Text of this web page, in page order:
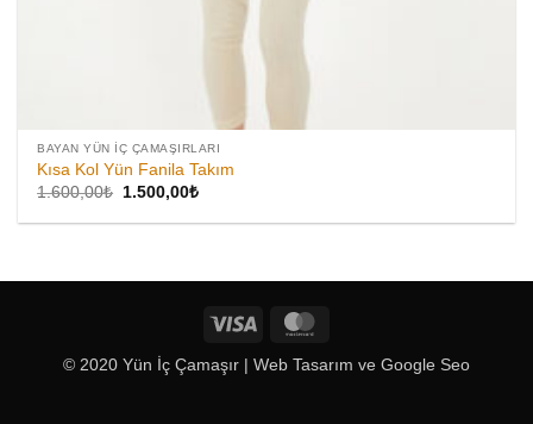
BAYAN YÜN İÇ ÇAMAŞIRLARI
Kısa Kol Yün Fanila Takım
1.600,00₺ Orijinal
1.600,00₺.
1.500,00₺Şu
fiyat:
Visa
© 2020 Yün İç Çamaşır | Web Tasarım ve Google Seo